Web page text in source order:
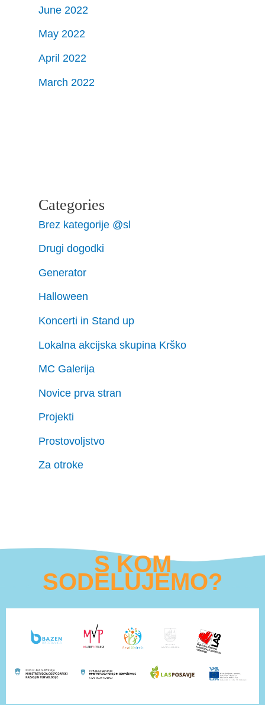
June 2022
May 2022
April 2022
March 2022
Categories
Brez kategorije @sl
Drugi dogodki
Generator
Halloween
Koncerti in Stand up
Lokalna akcijska skupina Krško
MC Galerija
Novice prva stran
Projekti
Prostovoljstvo
Za otroke
S KOM
SODELUJEMO?